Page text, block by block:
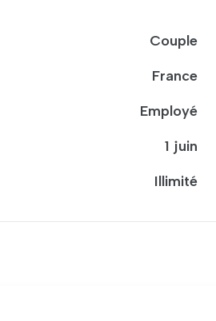
Couple
France
Employé
1 juin
Illimité